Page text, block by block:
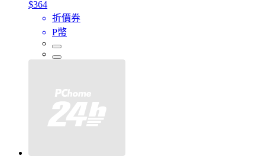
$364
折價券
P幣